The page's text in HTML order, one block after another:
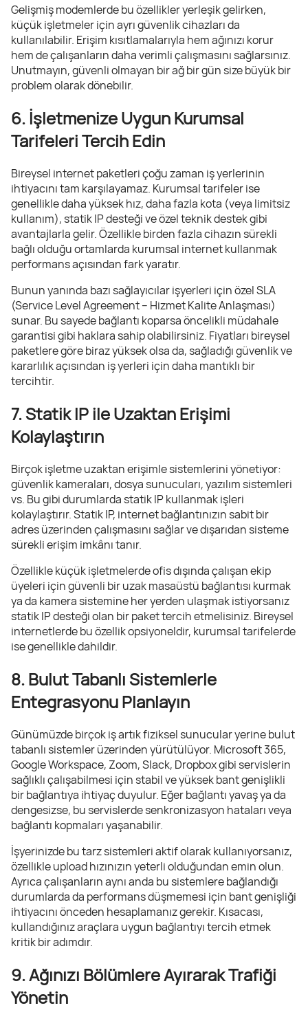
Gelişmiş modemlerde bu özellikler yerleşik gelirken,
küçük işletmeler için ayrı güvenlik cihazları da
kullanılabilir. Erişim kısıtlamalarıyla hem ağınızı korur
hem de çalışanların daha verimli çalışmasını sağlarsınız.
Unutmayın, güvenli olmayan bir ağ bir gün size büyük bir
problem olarak dönebilir.
6. İşletmenize Uygun Kurumsal
Tarifeleri Tercih Edin
Bireysel internet paketleri çoğu zaman iş yerlerinin
ihtiyacını tam karşılayamaz. Kurumsal tarifeler ise
genellikle daha yüksek hız, daha fazla kota (veya limitsiz
kullanım), statik IP desteği ve özel teknik destek gibi
avantajlarla gelir. Özellikle birden fazla cihazın sürekli
bağlı olduğu ortamlarda kurumsal internet kullanmak
performans açısından fark yaratır.
Bunun yanında bazı sağlayıcılar işyerleri için özel SLA
(Service Level Agreement – Hizmet Kalite Anlaşması)
sunar. Bu sayede bağlantı koparsa öncelikli müdahale
garantisi gibi haklara sahip olabilirsiniz. Fiyatları bireysel
paketlere göre biraz yüksek olsa da, sağladığı güvenlik ve
kararlılık açısından iş yerleri için daha mantıklı bir
tercihtir.
7. Statik IP ile Uzaktan Erişimi
Kolaylaştırın
Birçok işletme uzaktan erişimle sistemlerini yönetiyor:
güvenlik kameraları, dosya sunucuları, yazılım sistemleri
vs. Bu gibi durumlarda statik IP kullanmak işleri
kolaylaştırır. Statik IP, internet bağlantınızın sabit bir
adres üzerinden çalışmasını sağlar ve dışarıdan sisteme
sürekli erişim imkânı tanır.
Özellikle küçük işletmelerde ofis dışında çalışan ekip
üyeleri için güvenli bir uzak masaüstü bağlantısı kurmak
ya da kamera sistemine her yerden ulaşmak istiyorsanız
statik IP desteği olan bir paket tercih etmelisiniz. Bireysel
internetlerde bu özellik opsiyoneldir, kurumsal tarifelerde
ise genellikle dahildir.
8. Bulut Tabanlı Sistemlerle
Entegrasyonu Planlayın
Günümüzde birçok iş artık fiziksel sunucular yerine bulut
tabanlı sistemler üzerinden yürütülüyor. Microsoft 365,
Google Workspace, Zoom, Slack, Dropbox gibi servislerin
sağlıklı çalışabilmesi için stabil ve yüksek bant genişlikli
bir bağlantıya ihtiyaç duyulur. Eğer bağlantı yavaş ya da
dengesizse, bu servislerde senkronizasyon hataları veya
bağlantı kopmaları yaşanabilir.
İşyerinizde bu tarz sistemleri aktif olarak kullanıyorsanız,
özellikle upload hızınızın yeterli olduğundan emin olun.
Ayrıca çalışanların aynı anda bu sistemlere bağlandığı
durumlarda da performans düşmemesi için bant genişliği
ihtiyacını önceden hesaplamanız gerekir. Kısacası,
kullandığınız araçlara uygun bağlantıyı tercih etmek
kritik bir adımdır.
9. Ağınızı Bölümlere Ayırarak Trafiği
Yönetin